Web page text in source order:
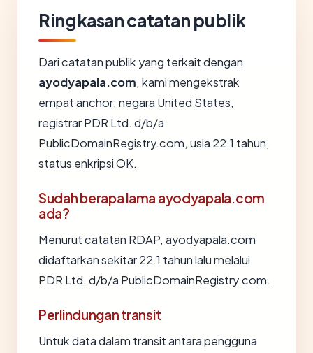
Ringkasan catatan publik
Dari catatan publik yang terkait dengan
ayodyapala.com, kami mengekstrak
empat anchor: negara United States,
registrar PDR Ltd. d/b/a
PublicDomainRegistry.com, usia 22.1 tahun,
status enkripsi OK.
Sudah berapa lama ayodyapala.com
ada?
Menurut catatan RDAP, ayodyapala.com
didaftarkan sekitar 22.1 tahun lalu melalui
PDR Ltd. d/b/a PublicDomainRegistry.com.
Perlindungan transit
Untuk data dalam transit antara pengguna